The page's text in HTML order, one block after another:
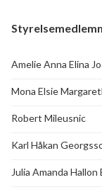
Amelie Anna Elina
Mona Elsie
Robert Mileusnic
Karl Håkan
Julia Amanda Hallon